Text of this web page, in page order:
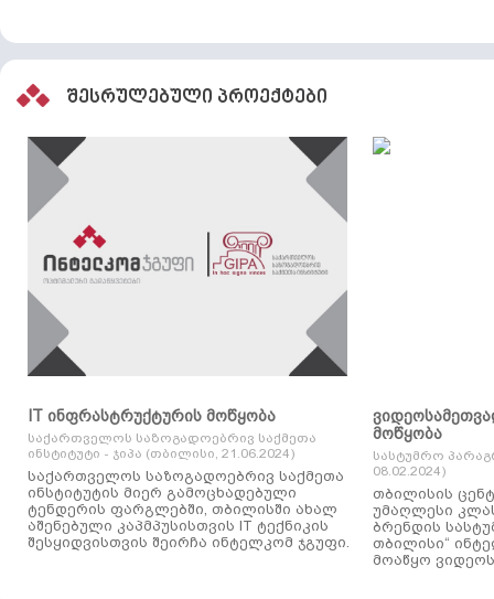
შესრულებული პროექტები
IT ინფრასტრუქტურის მოწყობა
საქართველოს საზოგადოებრივ საქმეთა
ინსტიტუტი - ჯიპა (თბილისი, 21.06.2024)
საქართველოს საზოგადოებრივ საქმეთა
ინსტიტუტის მიერ გამოცხადებული
ტენდერის ფარგლებში, თბილისში ახალ
აშენებული კაპმპუსისთვის IT ტექნიკის
შესყიდვისთვის შეირჩა ინტელკომ ჯგუფი.
მოწყობა
სასტუმრო
08.02.2024)
თბილისის
უმაღლესი
ბრენდის
თბილისი“
მოაწყო